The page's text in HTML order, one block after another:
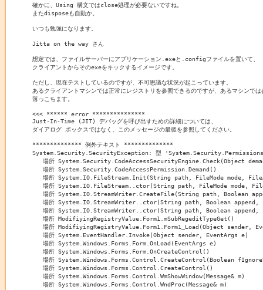
確かに、Using 構文ではclose処理が必要ないですね。
またdisposeも自動か。
いつも勉強になります。
Jitta on the way さん
想定では、ファイルサーバーにアプリケーション.exeと.configファイルを置いて、
クライアントからそのexeをキックするイメージです。
ただし、現在テストしているのですが、不可思議な状況が起こっています。
あるクライアントマシンでは正常にレジストリを参照できるのですが、あるマシンで
落っこちます。
<<< ****** error ***************
Just-In-Time (JIT) デバッグを呼び出すための詳細については、
ダイアログ ボックスではなく、このメッセージの最後を参照してください。
************** 例外テキスト **************
System.Security.SecurityException: 型
場所 System.Security.CodeAccessSecurityEngine.Check(Object
   場所 System.Security.CodeAccessPermission.Demand()
場所 System.IO.FileStream.Init(String path, FileMode mode,
場所 System.IO.FileStream..ctor(String path, FileMode mode,
場所 System.IO.StreamWriter.CreateFile(String path, Boolean
場所 System.IO.StreamWriter..ctor(String path, Boolean
場所 System.IO.StreamWriter..ctor(String path, Boolean append,
   場所 ModifiyingRegistryValue.Form1.mSubRegeditTypeGet()
場所 ModifiyingRegistryValue.Form1.Form1_Load(Object sender,
   場所 System.EventHandler.Invoke(Object sender, EventArgs e)
   場所 System.Windows.Forms.Form.OnLoad(EventArgs e)
   場所 System.Windows.Forms.Form.OnCreateControl()
場所 System.Windows.Forms.Control.CreateControl(Boolean
   場所 System.Windows.Forms.Control.CreateControl()
   場所 System.Windows.Forms.Control.WmShowWindow(Message& m)
   場所 System.Windows.Forms.Control.WndProc(Message& m)